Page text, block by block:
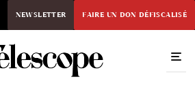
NEWSLETTER FAIRE UN DON DÉFISCALISÉ